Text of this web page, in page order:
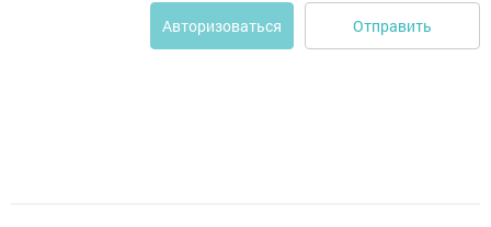
Авторизоваться Отправить